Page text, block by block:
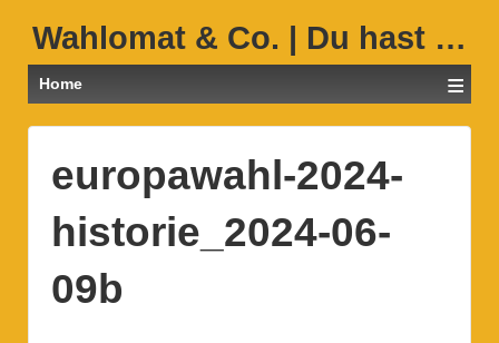
Wahlomat & Co. | Du hast …
Home ≡
europawahl-2024-
historie_2024-06-
09b